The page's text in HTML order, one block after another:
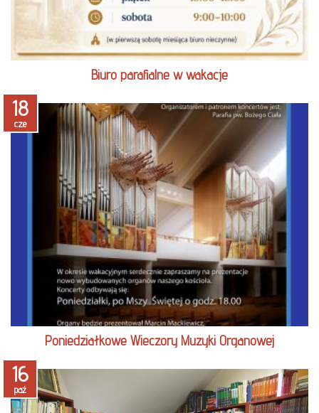
Biuro parafialne w wakacje
18
cze
czytaj więcej
Poniedziałkowe Wieczory Muzyki Organowej
16
paź